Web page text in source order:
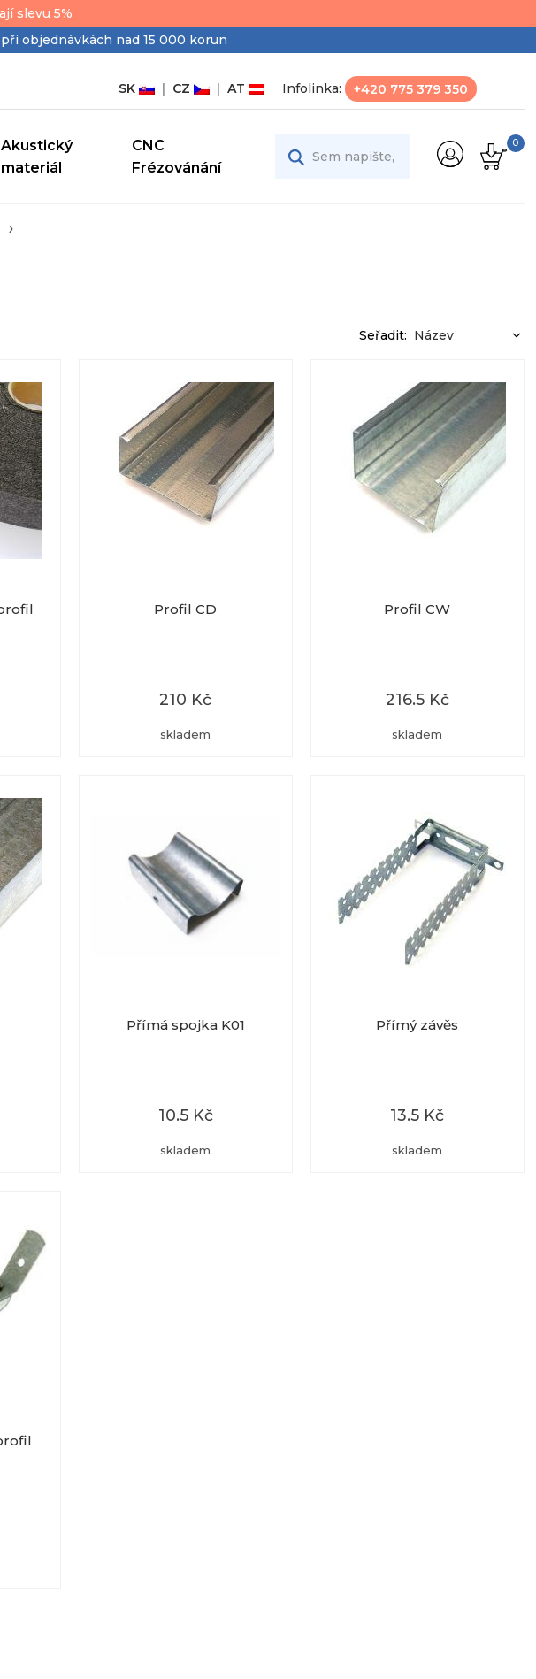
slevu 5%
objednávkách nad 15 000 korun
SK | CZ | AT Infolinka: +420 775 379 350
Akustický
materiál
CNC
Frézovánání
0
Seřadit:
Profil CD
skladem
210 Kč
Profil CW
skladem
216.5 Kč
Přímá spojka K01
skladem
10.5 Kč
Přímý závěs
skladem
13.5 Kč